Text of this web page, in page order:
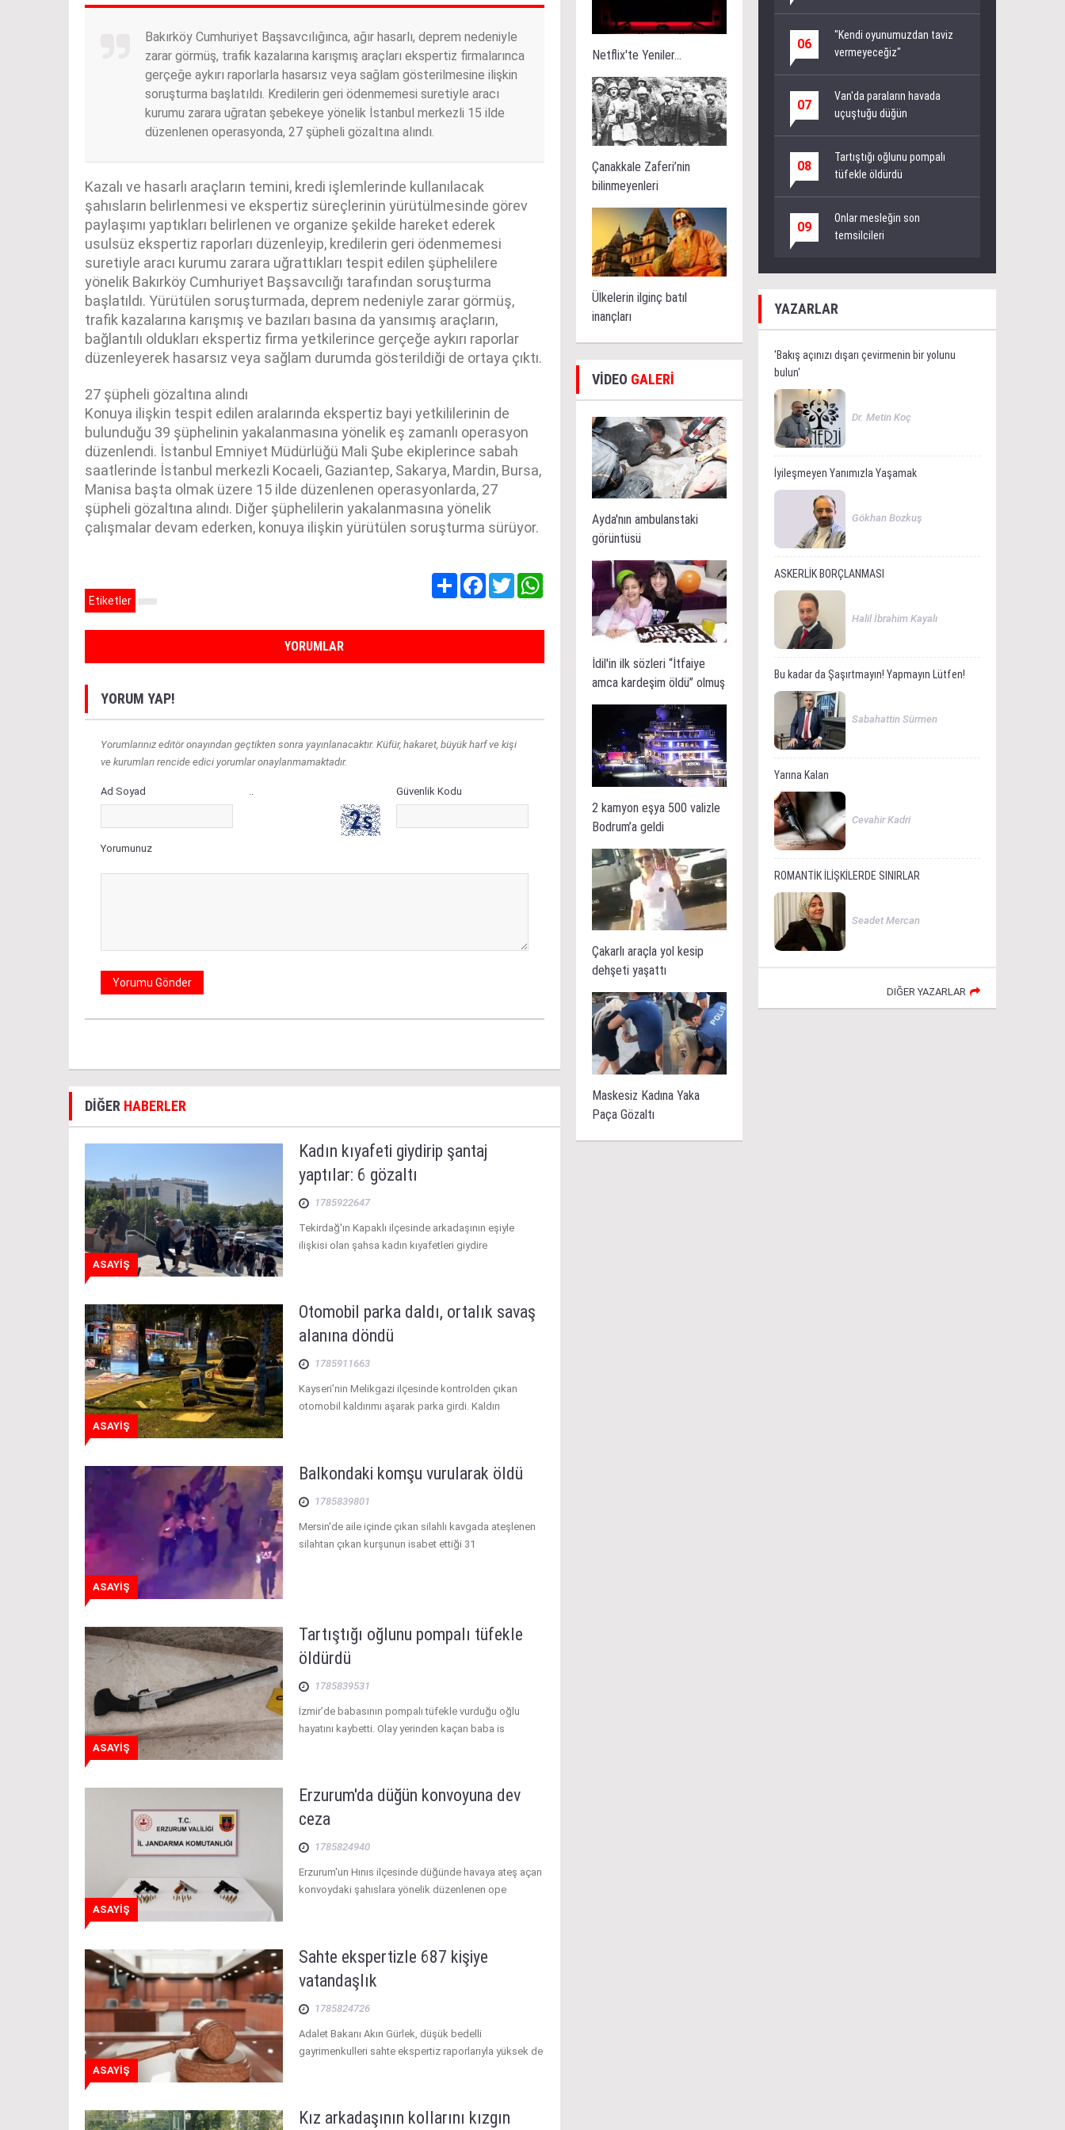
Bakırköy Cumhuriyet Başsavcılığınca, ağır hasarlı, deprem nedeniyle
zarar görmüş, trafik kazalarına karışmış araçları ekspertiz firmalarınca
gerçeğe aykırı raporlarla hasarsız veya sağlam gösterilmesine ilişkin
soruşturma başlatıldı. Kredilerin geri ödenmemesi suretiyle aracı
kurumu zarara uğratan şebekeye yönelik İstanbul merkezli 15 ilde
düzenlenen operasyonda, 27 şüpheli gözaltına alındı.
Kazalı ve hasarlı araçların temini, kredi işlemlerinde kullanılacak
şahısların belirlenmesi ve ekspertiz süreçlerinin yürütülmesinde görev
paylaşımı yaptıkları belirlenen ve organize şekilde hareket ederek
usulsüz ekspertiz raporları düzenleyip, kredilerin geri ödenmemesi
suretiyle aracı kurumu zarara uğrattıkları tespit edilen şüphelilere
yönelik Bakırköy Cumhuriyet Başsavcılığı tarafından soruşturma
başlatıldı. Yürütülen soruşturmada, deprem nedeniyle zarar görmüş,
trafik kazalarına karışmış ve bazıları basına da yansımış araçların,
bağlantılı oldukları ekspertiz firma yetkilerince gerçeğe aykırı raporlar
düzenleyerek hasarsız veya sağlam durumda gösterildiği de ortaya çıktı.
27 şüpheli gözaltına alındı
Konuya ilişkin tespit edilen aralarında ekspertiz bayi yetkililerinin de
bulunduğu 39 şüphelinin yakalanmasına yönelik eş zamanlı operasyon
düzenlendi. İstanbul Emniyet Müdürlüğü Mali Şube ekiplerince sabah
saatlerinde İstanbul merkezli Kocaeli, Gaziantep, Sakarya, Mardin, Bursa,
Manisa başta olmak üzere 15 ilde düzenlenen operasyonlarda, 27
şüpheli gözaltına alındı. Diğer şüphelilerin yakalanmasına yönelik
çalışmalar devam ederken, konuya ilişkin yürütülen soruşturma sürüyor.
Share Facebook
TwitterWhatsApp
Etiketler
YORUMLAR
YORUM YAP!
Yorumlarınız editör onayından geçtikten sonra yayınlanacaktır. Küfür, hakaret, büyük harf ve kişi
ve kurumları rencide edici yorumlar onaylanmamaktadır.
Ad Soyad Güvenlik Kodu
Yorumunuz
DİĞER HABERLER
ASAYİŞ
Kadın kıyafeti giydirip şantaj
yaptılar: 6 gözaltı
1785922647
Tekirdağ'ın Kapaklı ilçesinde arkadaşının eşiyle
ilişkisi olan şahsa kadın kıyafetleri giydire
ASAYİŞ
Otomobil parka daldı, ortalık savaş
alanına döndü
1785911663
Kayseri’nin Melikgazi ilçesinde kontrolden çıkan
otomobil kaldırımı aşarak parka girdi. Kaldırı
ASAYİŞ
Balkondaki komşu vurularak öldü
1785839801
Mersin'de aile içinde çıkan silahlı kavgada ateşlenen
silahtan çıkan kurşunun isabet ettiği 31
ASAYİŞ
Tartıştığı oğlunu pompalı tüfekle
öldürdü
1785839531
İzmir’de babasının pompalı tüfekle vurduğu oğlu
hayatını kaybetti. Olay yerinden kaçan baba is
ASAYİŞ
Erzurum'da düğün konvoyuna dev
ceza
1785824940
Erzurum'un Hınıs ilçesinde düğünde havaya ateş açan
konvoydaki şahıslara yönelik düzenlenen ope
ASAYİŞ
Sahte ekspertizle 687 kişiye
vatandaşlık
1785824726
Adalet Bakanı Akın Gürlek, düşük bedelli
gayrimenkulleri sahte ekspertiz raporlarıyla yüksek de
Kız arkadaşının kollarını kızgın
Netflix'te Yeniler...
Çanakkale Zaferi’nin
bilinmeyenleri
Ülkelerin ilginç batıl
inançları
VİDEO GALERİ
Ayda'nın ambulanstaki
görüntüsü
İdil'in ilk sözleri “İtfaiye
amca kardeşim öldü” olmuş
2 kamyon eşya 500 valizle
Bodrum’a geldi
Çakarlı araçla yol kesip
dehşeti yaşattı
Maskesiz Kadına Yaka
Paça Gözaltı
06
"Kendi oyunumuzdan taviz
vermeyeceğiz"
07
Van'da paraların havada
uçuştuğu düğün
08
Tartıştığı oğlunu pompalı
tüfekle öldürdü
09
Onlar mesleğin son
temsilcileri
YAZARLAR
'Bakış açınızı dışarı çevirmenin bir yolunu
bulun'
Dr. Metin Koç
İyileşmeyen Yanımızla Yaşamak
Gökhan Bozkuş
ASKERLİK BORÇLANMASI
Halil İbrahim Kayalı
Bu kadar da Şaşırtmayın! Yapmayın Lütfen!
Sabahattin Sürmen
Yarına Kalan
Cevahir Kadri
ROMANTİK İLİŞKİLERDE SINIRLAR
Seadet Mercan
DIĞER YAZARLAR